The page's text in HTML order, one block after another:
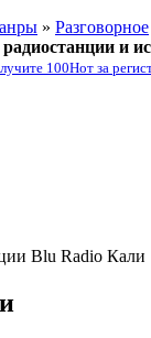
» Разговорное
и
100Нот за